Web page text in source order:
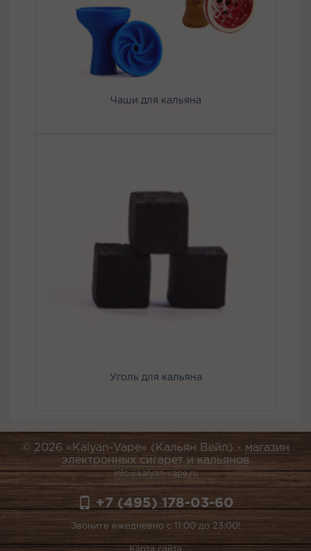
Чаши для кальяна
Уголь для кальяна
© 2026 «Kalyan-Vape» (Кальян Вейп) - магазин
электронных сигарет и кальянов
info@kalyan-vape.ru
+7 (495) 178-03-60
Звоните ежедневно с 11:00 до 23:00!
Карта сайта